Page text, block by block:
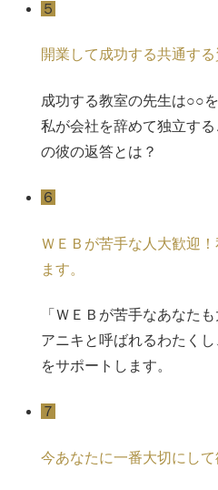
５
開業して成功する共通する
成功する教室の先生は○○
私が会社を辞めて独立す
の彼の返答とは？
６
ＷＥＢが苦手な人大歓迎
ます。
「ＷＥＢが苦手なあなたも
アニキと呼ばれるわたく
をサポートします。
７
今あなたに一番大切にして